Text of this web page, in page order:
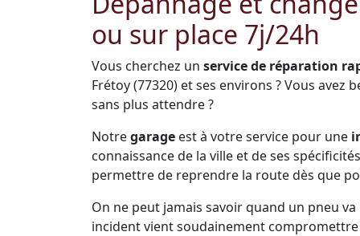
ou sur place 7j/24h
Vous cherchez un service de réparation
Frétoy (77320) et ses environs ? Vous avez
sans plus attendre ?
Notregarage est à votre service pour une
connaissance de la ville et de ses
permettre de reprendre la route dès que
On ne peut jamais savoir quand un pneu
incident vient soudainement